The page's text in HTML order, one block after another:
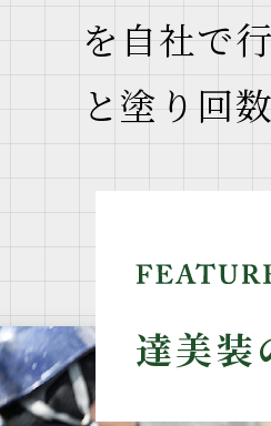
を自社で
と塗り回
達美装